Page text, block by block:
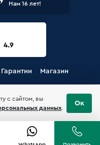
Нам 16 лет!
Гарантии Магазин
с сайтом, вы
данных.
Ок